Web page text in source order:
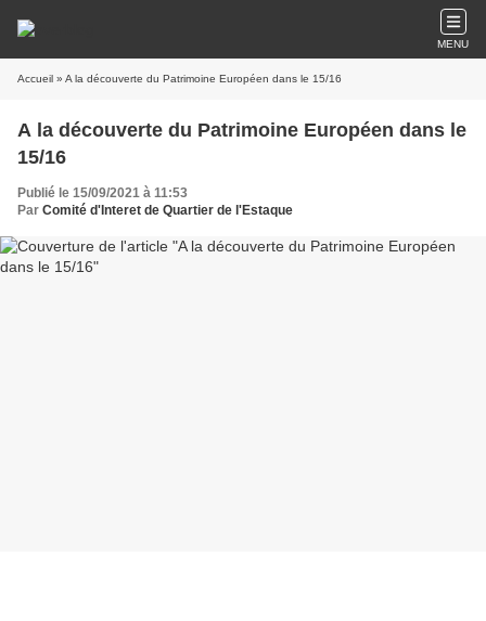
MENU
Accueil » A la découverte du Patrimoine Européen dans le 15/16
A la découverte du Patrimoine Européen dans le
15/16
Publié le 15/09/2021 à 11:53
Par Comité d'Interet de Quartier de l'Estaque